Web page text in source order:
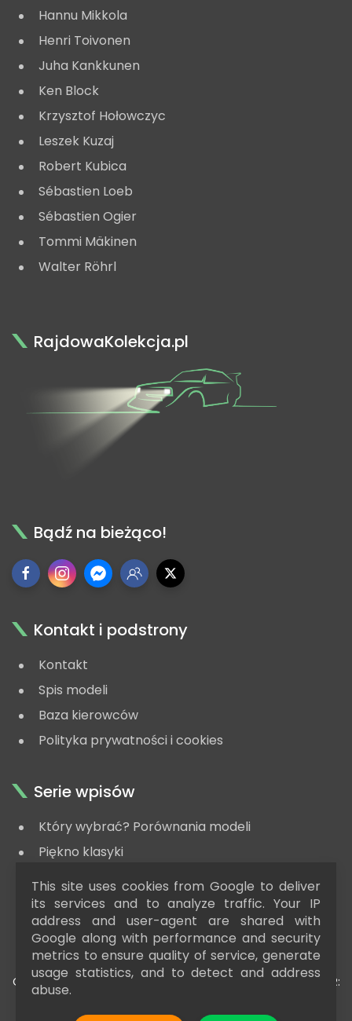
Hannu Mikkola
Henri Toivonen
Juha Kankkunen
Ken Block
Krzysztof Hołowczyc
Leszek Kuzaj
Robert Kubica
Sébastien Loeb
Sébastien Ogier
Tommi Mäkinen
Walter Röhrl
RajdowaKolekcja.pl
Bądź na bieżąco!
Kontakt i podstrony
Kontakt
Spis modeli
Baza kierowców
Polityka prywatności i cookies
Serie wpisów
Który wybrać? Porównania modeli
Piękno klasyki
#zaGrosze - modele za niską cenę
Poradnik kolekcjonera
COPYRIGHT © 2015 - 2025RAJDOWAKOLEKCJA.PL| AUTOR:
DAMIAN SZYDŁOWSKI | BLOG NAPĘDZANY PRZEZ
This site uses cookies from Google to deliver
its services and to analyze traffic. Your IP
address and user-agent are shared with
Google along with performance and security
metrics to ensure quality of service, generate
usage statistics, and to detect and address
abuse.